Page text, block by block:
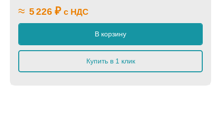
≈ 5 226 ₽ с НДС
В корзину
Купить в 1 клик